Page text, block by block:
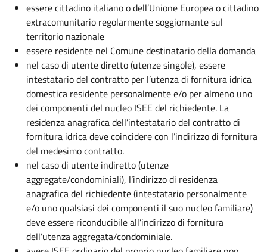
essere cittadino italiano o dell’Unione Europea o cittadino
extracomunitario regolarmente soggiornante sul
territorio nazionale
essere residente nel Comune destinatario della domanda
nel caso di utente diretto (utenze singole), essere
intestatario del contratto per l’utenza di fornitura idrica
domestica residente personalmente e/o per almeno uno
dei componenti del nucleo ISEE del richiedente. La
residenza anagrafica dell’intestatario del contratto di
fornitura idrica deve coincidere con l’indirizzo di fornitura
del medesimo contratto.
nel caso di utente indiretto (utenze
aggregate/condominiali), l’indirizzo di residenza
anagrafica del richiedente (intestatario personalmente
e/o uno qualsiasi dei componenti il suo nucleo familiare)
deve essere riconducibile all’indirizzo di fornitura
dell’utenza aggregata/condominiale.